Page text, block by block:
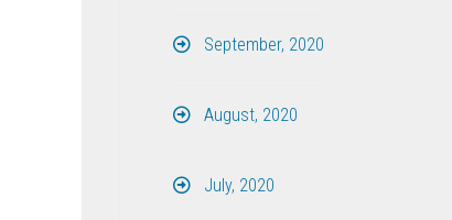
September, 2020
August, 2020
July, 2020